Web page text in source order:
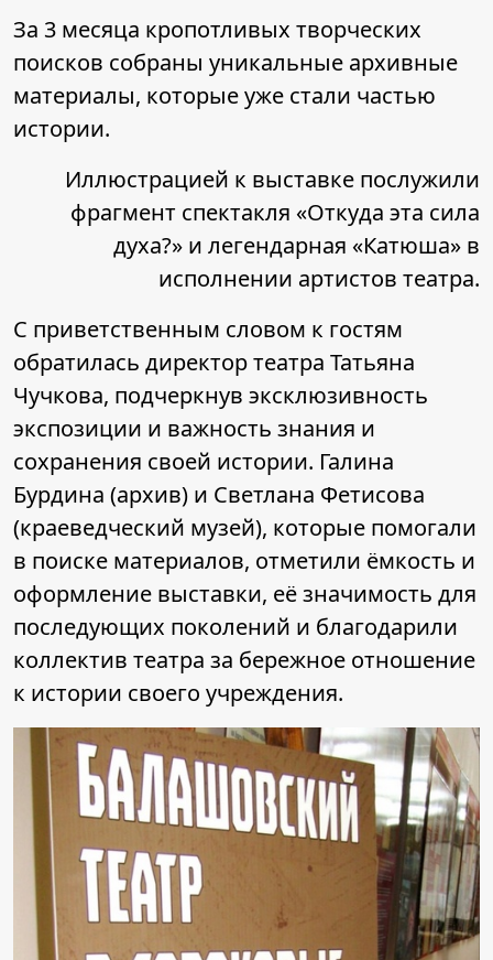
За 3 месяца кропотливых творческих
поисков собраны уникальные архивные
материалы, которые уже стали частью
истории.
Иллюстрацией к выставке послужили
фрагмент спектакля «Откуда эта сила
духа?» и легендарная «Катюша» в
исполнении артистов театра.
С приветственным словом к гостям
обратилась директор театра Татьяна
Чучкова, подчеркнув эксклюзивность
экспозиции и важность знания и
сохранения своей истории. Галина
Бурдина (архив) и Светлана Фетисова
(краеведческий музей), которые помогали
в поиске материалов, отметили ёмкость и
оформление выставки, её значимость для
последующих поколений и благодарили
коллектив театра за бережное отношение
к истории своего учреждения.